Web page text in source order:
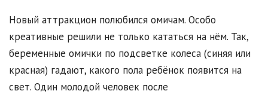
Новый аттракцион полюбился омичам. Особо
креативные решили не только кататься на нём. Так,
беременные омички по подсветке колеса (синяя или
красная) гадают, какого пола ребёнок появится на
свет. Один молодой человек после